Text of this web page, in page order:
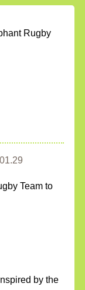
Rugby
Team to
by the